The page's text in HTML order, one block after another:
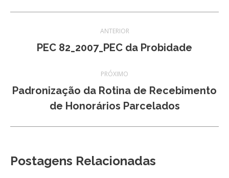
ANTERIOR
Post
PEC 82_2007_PEC da Probidade
PRÓXIMO
Próximo
post:
Padronização da Rotina de Recebimento
de Honorários Parcelados
Postagens Relacionadas